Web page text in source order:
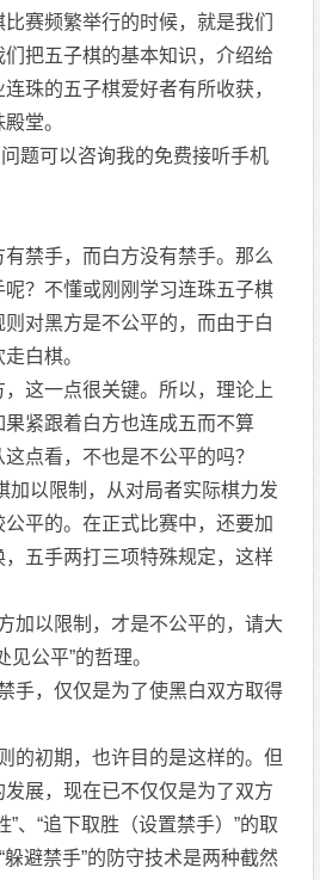
赛频繁举行的时候，就是我们
把五子棋的基本知识，介绍给
珠的五子棋爱好者有所收获，
殿堂。
题可以咨询我的免费接听手机
禁手，而白方没有禁手。那么
？不懂或刚刚学习连珠五子棋
对黑方是不公平的，而由于白
走白棋。
这一点很关键。所以，理论上
紧跟着白方也连成五而不算
点看，不也是不公平的吗？
以限制，从对局者实际棋力发
平的。在正式比赛中，还要加
，五手两打三项特殊规定，这样
以限制，才是不公平的，请大
见公平”的哲理。
，仅仅是为了使黑白双方取得
初期，也许目的是这样的。但
展，现在已不仅仅是为了双方
”、“追下取胜（设置禁手）”的取
躲避禁手”的防守技术是两种截然